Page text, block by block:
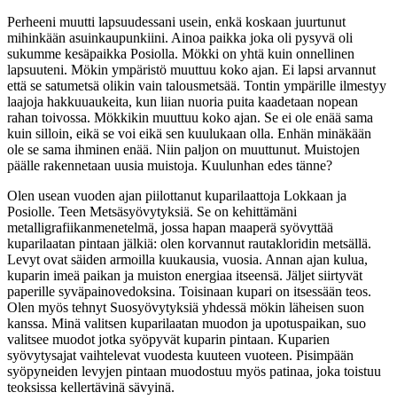
Perheeni muutti lapsuudessani usein, enkä koskaan juurtunut
mihinkään asuinkaupunkiini. Ainoa paikka joka oli pysyvä oli
sukumme kesäpaikka Posiolla. Mökki on yhtä kuin onnellinen
lapsuuteni. Mökin ympäristö muuttuu koko ajan. Ei lapsi arvannut
että se satumetsä olikin vain talousmetsää. Tontin ympärille ilmestyy
laajoja hakkuuaukeita, kun liian nuoria puita kaadetaan nopean
rahan toivossa. Mökkikin muuttuu koko ajan. Se ei ole enää sama
kuin silloin, eikä se voi eikä sen kuulukaan olla. Enhän minäkään
ole se sama ihminen enää. Niin paljon on muuttunut. Muistojen
päälle rakennetaan uusia muistoja. Kuulunhan edes tänne?
Olen usean vuoden ajan piilottanut kuparilaattoja Lokkaan ja
Posiolle. Teen Metsäsyövytyksiä. Se on kehittämäni
metalligrafiikanmenetelmä, jossa hapan maaperä syövyttää
kuparilaatan pintaan jälkiä: olen korvannut rautakloridin metsällä.
Levyt ovat säiden armoilla kuukausia, vuosia. Annan ajan kulua,
kuparin imeä paikan ja muiston energiaa itseensä. Jäljet siirtyvät
paperille syväpainovedoksina. Toisinaan kupari on itsessään teos.
Olen myös tehnyt Suosyövytyksiä yhdessä mökin läheisen suon
kanssa. Minä valitsen kuparilaatan muodon ja upotuspaikan, suo
valitsee muodot jotka syöpyvät kuparin pintaan. Kuparien
syövytysajat vaihtelevat vuodesta kuuteen vuoteen. Pisimpään
syöpyneiden levyjen pintaan muodostuu myös patinaa, joka toistuu
teoksissa kellertävinä sävyinä.